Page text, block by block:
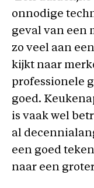
onnodige
geval van een
zo veel aan
kijkt naar
professionele
goed.
is vaak wel
al
een goed
naar een